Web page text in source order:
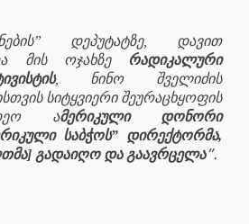
დეპუტატზე, დავით
მის ოჯახზე რადიკალური
, ნინო შველიძის
სიტყვიერი შეურაცხყოფის
ამერიკული დონორი
საბჭოს” დირექტორმა,
გადაიღო და გაავრცელა”.